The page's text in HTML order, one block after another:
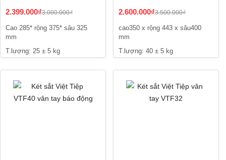
2.399.000₫3.000.000₫
Cao 285* rộng 375* sâu 325
mm
T.lượng: 25 ± 5 kg
2.600.000₫3.500.000₫
cao350 x rộng 443 x sâu400
mm
T.lượng: 40 ± 5 kg